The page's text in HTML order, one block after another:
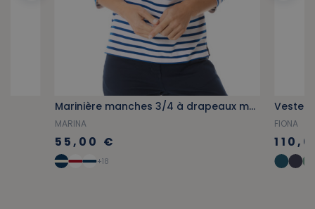
Marinière manches 3/4 à drapeaux multicolores
MARINA
55,00 €
+18
FIONA